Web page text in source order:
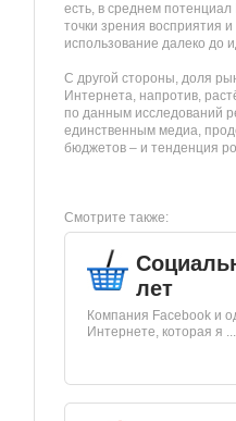
есть, в среднем
точки зрения восприятия
использование далеко до
С другой стороны, доля
Интернета, напротив,
по данным исследований
единственным медиа,
бюджетов – и тенденция
Смотрите также:
лет
Компания Facebook и
Интернете, которая я ...